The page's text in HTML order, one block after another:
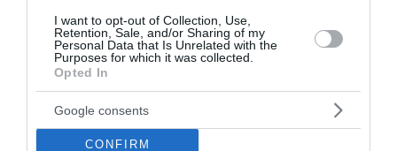
I want to opt-out of Collection, Use,
Retention, Sale, and/or Sharing of my
Personal Data that Is Unrelated with the
Purposes for which it was collected.
Opted In
Google consents
CONFIRM